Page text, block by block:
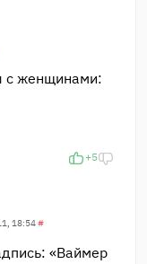
с женщинами:
+5
18:54#
«Ваймер